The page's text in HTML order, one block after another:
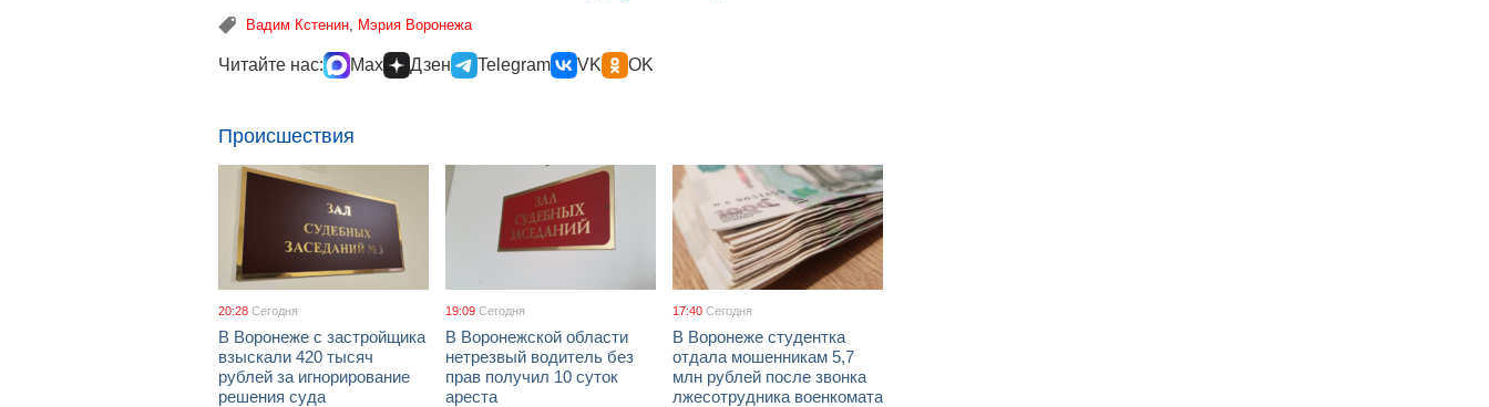
Вадим Кстенин, Мэрия Воронежа
Читайте нас: Max Дзен Telegram VK OK
Происшествия
20:28 Сегодня
В Воронеже с застройщика
взыскали 420 тысяч
рублей за игнорирование
решения суда
19:09 Сегодня
В Воронежской области
нетрезвый водитель без
прав получил 10 суток
ареста
17:40 Сегодня
В Воронеже студентка
отдала мошенникам 5,7
млн рублей после звонка
лжесотрудника военкомата